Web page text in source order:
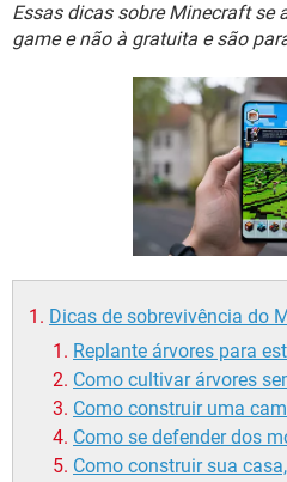
GUIA DE COMPRAS
INSTAGRAM
GUIA DE COMPRAS
CELULAR
GUIA DE COMPRAS
JOGOS
GUIA DE COMPRAS
Essas dicas sobre Minecraft se
game e não à gratuita e são
Dicas de sobrevivência do
Replante árvores para
Como cultivar árvores
Como construir uma
Como se defender dos
Como construir sua